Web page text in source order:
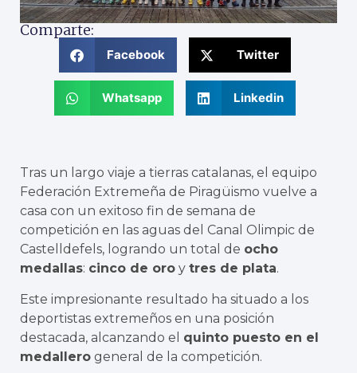
Comparte:
Facebook Twitter
Whatsapp Linkedin
Tras un largo viaje a tierras catalanas, el equipo
Federación Extremeña de Piragüismo vuelve a
casa con un exitoso fin de semana de
competición en las aguas del Canal Olimpic de
Castelldefels, logrando un total de ocho
medallas: cinco de oro y tres de plata.
Este impresionante resultado ha situado a los
deportistas extremeños en una posición
destacada, alcanzando el quinto puesto en el
medallero general de la competición.